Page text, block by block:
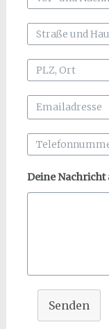
Deine Nachricht
Senden